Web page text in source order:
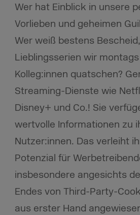
Wer hat Einblick in unsere
Vorlieben und geheimen
Wer weiß bestens
Lieblingsserien wir
Kolleg:innen quatschen?
Streaming-Dienste wie
Disney+ und Co.! Sie
wertvolle Informationen zu
Nutzer:innen. Das verleiht
Potenzial für
insbesondere angesichts
Endes von Third-Party-
aus erster Hand